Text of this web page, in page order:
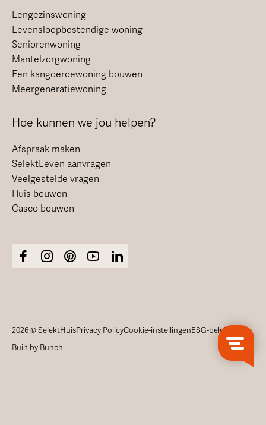
Eengezinswoning
Levensloopbestendige woning
Seniorenwoning
Mantelzorgwoning
Een kangoeroewoning bouwen
Meergeneratiewoning
Hoe kunnen we jou helpen?
Afspraak maken
SelektLeven aanvragen
Veelgestelde vragen
Huis bouwen
Casco bouwen
2026 © SelektHuisPrivacy PolicyCookie-instellingenESG-beleid
Built by Bunch